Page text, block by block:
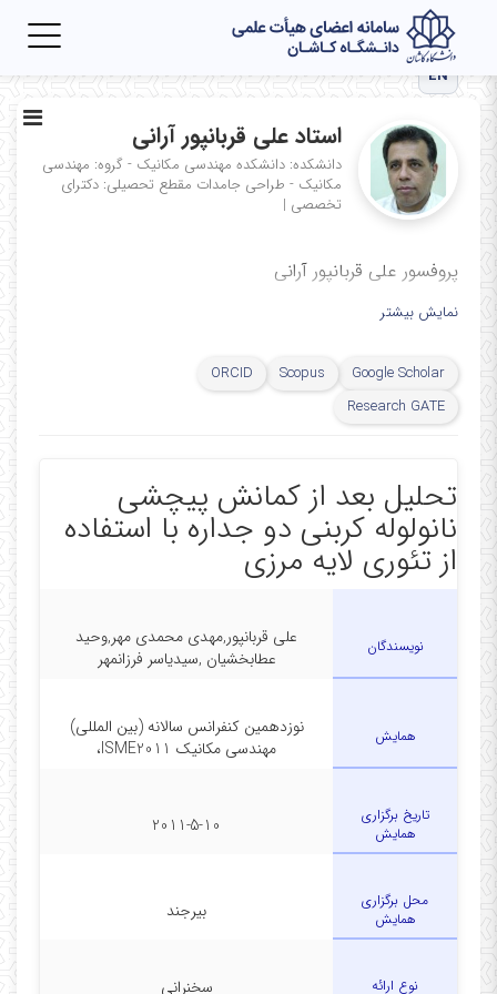
EN
استاد علی قربانپور آرانی
دانشکده: دانشکده مهندسی مکانیک - گروه: مهندسی
مکانیک - طراحی جامدات مقطع تحصیلی: دکترای
تخصصی |
پروفسور علی قربانپور آرانی
نمایش بیشتر
Google Scholar
Scopus
ORCID
Research GATE
تحلیل بعد از کمانش پیچشی
نانولوله کربنی دو جداره با استفاده
از تئوری لایه مرزی
نویسندگان
علی قربانپور,مهدی محمدی مهر,وحید
عطابخشیان ,سیدیاسر فرزانمهر
همایش
نوزدهمین کنفرانس سالانه (بین المللی)
مهندسی مکانیک ISME2011،
تاریخ برگزاری
همایش
2011-5-10
محل برگزاری
همایش
بیرجند
نوع ارائه سخنرانی